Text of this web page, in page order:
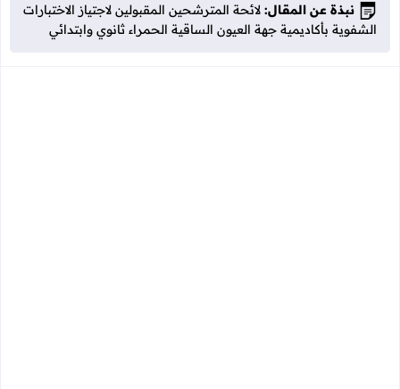
نبذة عن المقال: لائحة المترشحين المقبولين لاجتياز الاختبارات
الشفوية بأكاديمية جهة العيون الساقية الحمراء ثانوي وابتدائي